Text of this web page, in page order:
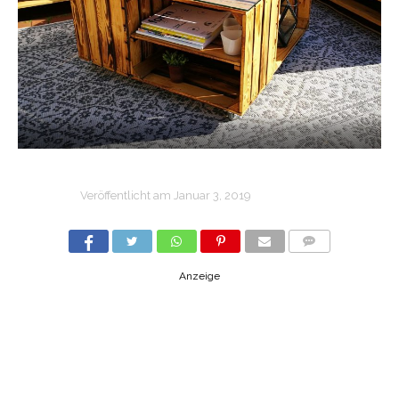
Veröffentlicht am Januar 3, 2019
Anzeige